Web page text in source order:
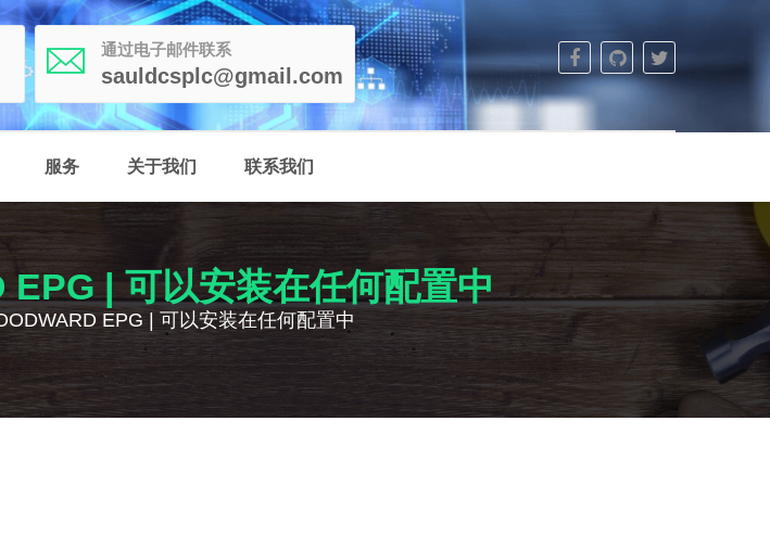
通过电子邮件联系
sauldcsplc@gmail.com
服务 关于我们 联系我们
| 可以安装在任何配置中
EPG | 可以安装在任何配置中